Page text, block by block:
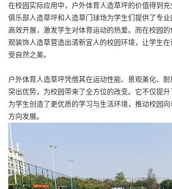
在校园实际应用中，户外体育人造草坪的价值得到
俱乐部人造草坪和人造草门球场为学生们提供了专
高效开展，激发学生对体育运动的热爱。而在校园
观装饰人造草营造出清新宜人的校园环境，让学生
受自然之美。
户外体育人造草坪凭借其在运动性能、景观美化、
突出优势，为校园带来了全方位的改变。它不仅提
为学生创造了更优质的学习与生活环境，推动校园
方向发展。